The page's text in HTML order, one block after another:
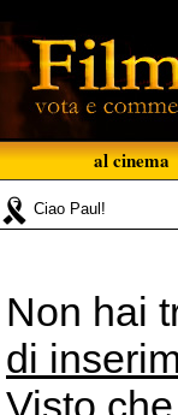
al cinema
Ciao Paul!
Non hai
di
Visto